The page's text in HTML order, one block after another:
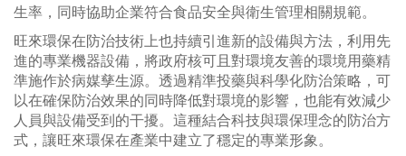
生率，同時協助企業符合食品安全與衛生管理相關規範。
旺來環保在防治技術上也持續引進新的設備與方法，利用先
進的專業機器設備，將政府核可且對環境友善的環境用藥精
準施作於病媒孳生源。透過精準投藥與科學化防治策略，可
以在確保防治效果的同時降低對環境的影響，也能有效減少
人員與設備受到的干擾。這種結合科技與環保理念的防治方
式，讓旺來環保在產業中建立了穩定的專業形象。